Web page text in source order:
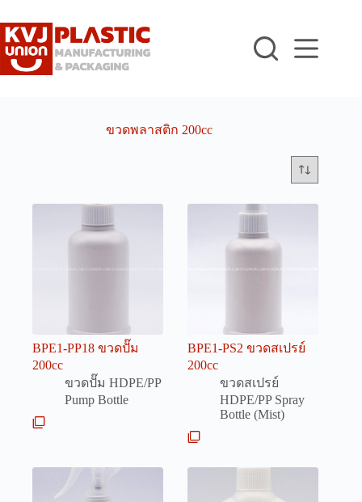
to
content
ขวดพลาสติก 200cc
BPE1-PP18 ขวดปั๊ม
200cc
ขวดปั๊ม HDPE/PP
Pump Bottle
BPE1-PS2 ขวดสเปรย์
200cc
ขวดสเปรย์
HDPE/PP Spray
Bottle (Mist)